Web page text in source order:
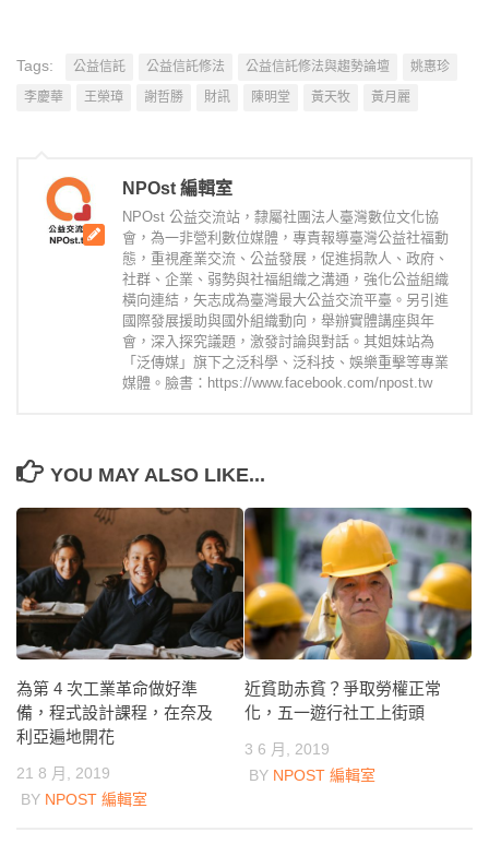
Tags: 公益信託 公益信託修法 公益信託修法與趨勢論壇
姚惠珍
李慶華
王榮璋 謝哲勝 財訊 陳明堂 黃天牧 黃月麗
NPOst 編輯室
NPOst 公益交流站，隸屬社團法人臺灣數位文化協
會，為一非營利數位媒體，專責報導臺灣公益社福動
態，重視產業交流、公益發展，促進捐款人、政府、
社群、企業、弱勢與社福組織之溝通，強化公益組織
橫向連結，矢志成為臺灣最大公益交流平臺。另引進
國際發展援助與國外組織動向，舉辦實體講座與年
會，深入探究議題，激發討論與對話。其姐妹站為
「泛傳媒」旗下之泛科學、泛科技、娛樂重擊等專業
媒體。臉書：https://www.facebook.com/npost.tw
YOU MAY ALSO LIKE...
為第 4 次工業革命做好準
備，程式設計課程，在奈及
利亞遍地開花
21 8 月, 2019
BY NPOST 編輯室
近貧助赤貧？爭取勞權正常
化，五一遊行社工上街頭
3 6 月, 2019
BY NPOST 編輯室